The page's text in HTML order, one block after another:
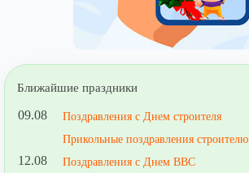
Ближайшие праздники
09.08
Поздравления с Днем строителя
Прикольные поздравления строителю
12.08 Поздравления с Днем ВВС